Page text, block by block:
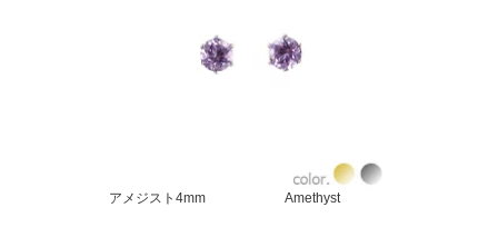
アメジスト4mm Amethyst